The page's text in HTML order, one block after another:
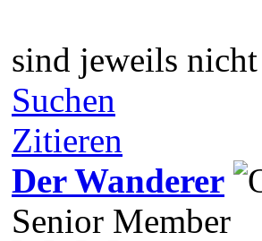
sind jeweils nicht
Suchen
Zitieren
Der Wanderer
Senior Member